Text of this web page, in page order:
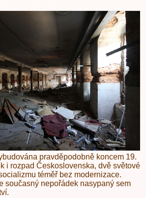
pravděpodobně koncem 19.
i rozpad Československa, dvě světové
téměř bez modernizace.
současný nepořádek nasypaný sem